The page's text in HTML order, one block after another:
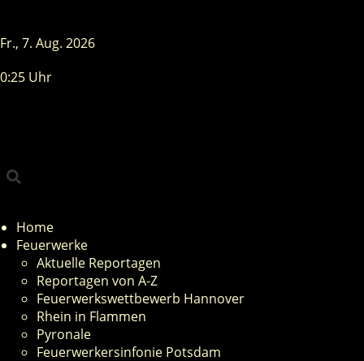
Fr., 7. Aug. 2026
0:25 Uhr
Home
Feuerwerke
Aktuelle Reportagen
Reportagen von A-Z
Feuerwerkswettbewerb Hannover
Rhein in Flammen
Pyronale
Feuerwerkersinfonie Potsdam